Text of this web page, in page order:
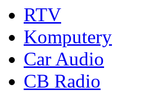
RTV
Komputery
Car Audio
CB Radio